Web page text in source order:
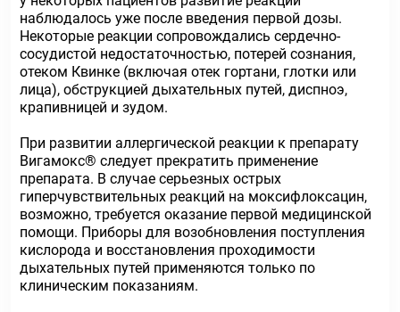
наблюдалось уже после введения первой дозы.
Некоторые реакции сопровождались сердечно-
сосудистой недостаточностью, потерей сознания,
отеком Квинке (включая отек гортани, глотки или
лица), обструкцией дыхательных путей, диспноэ,
крапивницей и зудом.
При развитии аллергической реакции к препарату
Вигамокс® следует прекратить применение
препарата. В случае серьезных острых
гиперчувствительных реакций на моксифлоксацин,
возможно, требуется оказание первой медицинской
помощи. Приборы для возобновления поступления
кислорода и восстановления проходимости
дыхательных путей применяются только по
клиническим показаниям.